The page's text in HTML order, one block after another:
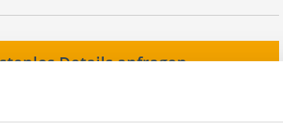
Details anfragen